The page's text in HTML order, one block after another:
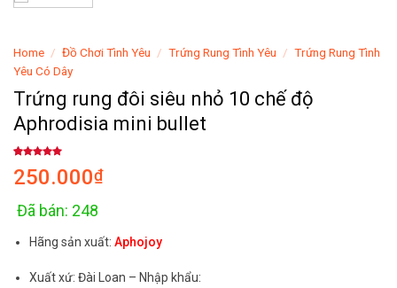
Home / Đồ Chơi Tình Yêu / Trứng Rung Tình Yêu / Trứng Rung Tình
Yêu Có Dây
Trứng rung đôi siêu nhỏ 10 chế độ
Aphrodisia mini bullet
out of 5
based on
ratings
250.000₫
Đã bán: 248
Hãng sản xuất:Aphojoy
Xuất xứ: Đài Loan – Nhập khẩu: